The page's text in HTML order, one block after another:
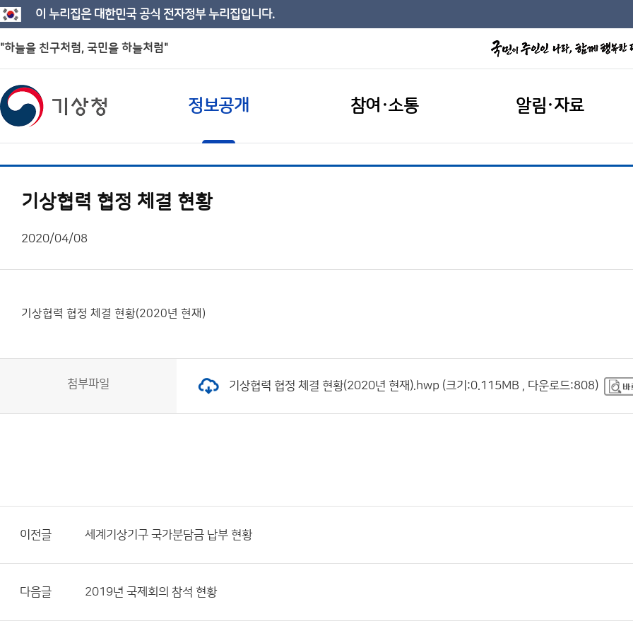
이 누리집은 대한민국 공식 전자정부 누리집입니다.
"하늘을 친구처럼, 국민을 하늘처럼"
정보공개 참여·소통 알림·자료
기상협력 협정 체결 현황
2020/04/08
기상협력 협정 체결 현황(2020년 현재)
첨부파일 기상협력 협정 체결 현황(2020년 현재).hwp (크기:0.115MB , 다운로드:808)
이전글 세계기상기구 국가분담금 납부 현황
다음글 2019년 국제회의 참석 현황